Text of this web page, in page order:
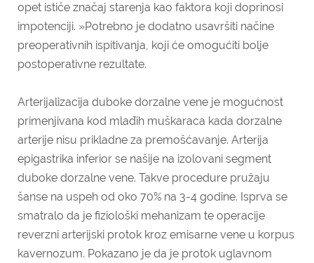
opet ističe značaj starenja kao faktora koji doprinosi
impotenciji. »Potrebno je dodatno usavršiti načine
preoperativnih ispitivanja, koji će omogućiti bolje
postoperativne rezultate.
Arterijalizacija duboke dorzalne vene je mogućnost
primenjivana kod mlađih muškaraca kada dorzalne
arterije nisu prikladne za premošćavanje. Arterija
epigastrika inferior se našije na izolovani segment
duboke dorzalne vene. Takve procedure pružaju
šanse na uspeh od oko 70% na 3-4 godine. Isprva se
smatralo da je fiziološki mehanizam te operacije
reverzni arterijski protok kroz emisarne vene u korpus
kavernozum. Pokazano je da je protok uglavnom